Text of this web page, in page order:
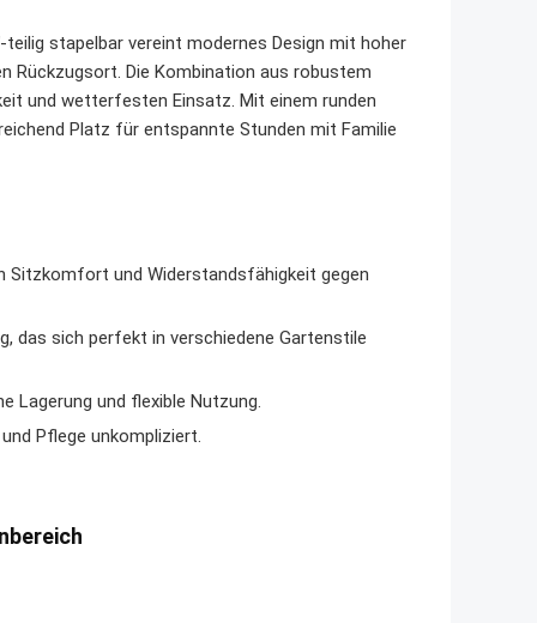
teilig stapelbar vereint modernes Design mit hoher
Rückzugsort. Die Kombination aus robustem
und wetterfesten Einsatz. Mit einem runden
Platz für entspannte Stunden mit Familie
Sitzkomfort und Widerstandsfähigkeit gegen
das sich perfekt in verschiedene Gartenstile
Lagerung und flexible Nutzung.
Pflege unkompliziert.